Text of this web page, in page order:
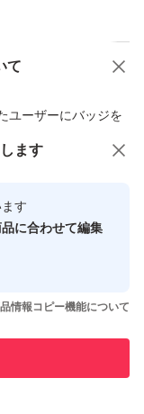
て
ユーザーにバッジを
ーザーです
た実績があります
があります
商品への質問
ます
す
に合わせて編集
情報コピー機能について